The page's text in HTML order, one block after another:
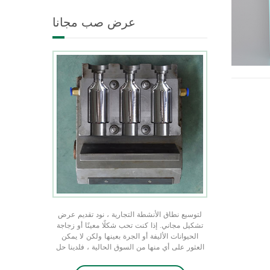
الأحجام ندرك منتجك الفريد منعرض صب مجانا
لتوسيع نطاق الأنشطة التجارية ، نود تقديم عرض
تشكيل مجاني. إذا كنت تحب شكلًا معينًا أو زجاجة
الحيوانات الأليفة أو الجرة بعينها ولكن لا يمكن
العثور على أي منها من السوق الحالية ، فلدينا حل